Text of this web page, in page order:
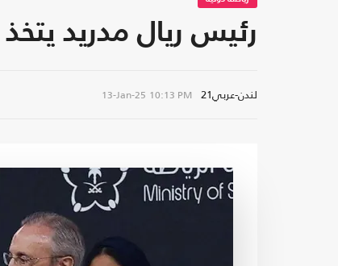
رئيس ريال مدريد
لندن-عربي21 13-Jan-25 10:13 PM